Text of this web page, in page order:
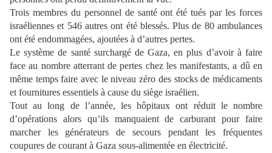
Trois membres du personnel de santé ont été tués par les forces
israéliennes et 546 autres ont été blessés. Plus de 80 ambulances
ont été endommagées, ajoutées à d’autres pertes.
Le système de santé surchargé de Gaza, en plus d’avoir à faire
face au nombre atterrant de pertes chez les manifestants, a dû en
même temps faire avec le niveau zéro des stocks de médicaments
et fournitures essentiels à cause du siège israélien.
Tout au long de l’année, les hôpitaux ont réduit le nombre
d’opérations alors qu’ils manquaient de carburant pour faire
marcher les générateurs de secours pendant les fréquentes
coupures de courant à Gaza sous-alimentée en électricité.